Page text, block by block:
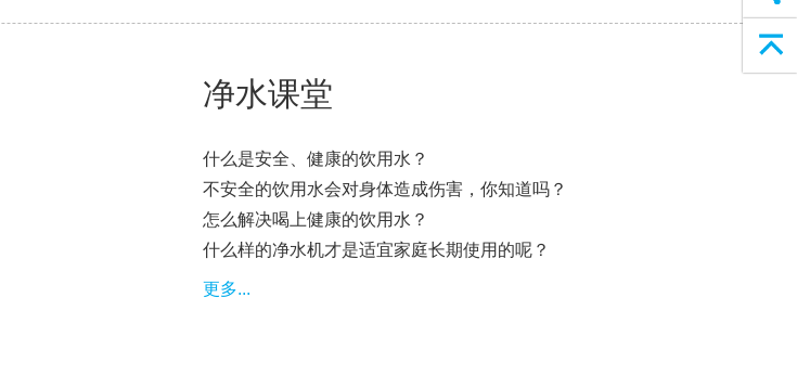
净水课堂
什么是安全、健康的饮用水？
不安全的饮用水会对身体造成伤害，你知道吗？
怎么解决喝上健康的饮用水？
什么样的净水机才是适宜家庭长期使用的呢？
更多...